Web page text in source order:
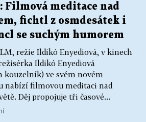
meditace nad
fichtl z osmdesátek i
se suchým humorem
režie Ildikó Enyediová, v kinech
Ildikó Enyediová
kouzelník) ve svém novém
nabízí filmovou meditaci nad
Děj propojuje tři časové...